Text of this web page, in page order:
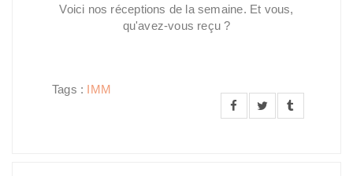
Voici nos réceptions de la semaine. Et vous,
qu'avez-vous reçu ?
Tags : IMM